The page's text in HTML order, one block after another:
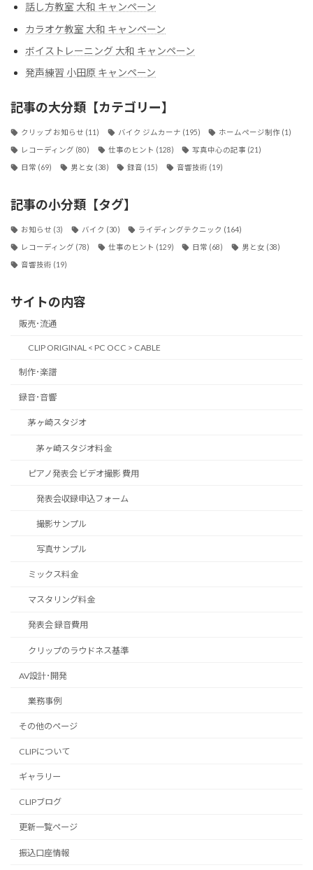
話し方教室 大和 キャンペーン
カラオケ教室 大和 キャンペーン
ボイストレーニング 大和 キャンペーン
発声練習 小田原 キャンペーン
記事の大分類【カテゴリー】
クリップ お知らせ (11) バイク ジムカーナ (195) ホームページ制作 (1)
レコーディング (80) 仕事のヒント (128) 写真中心の記事 (21)
日常 (69) 男と女 (38) 録音 (15) 音響技術 (19)
記事の小分類【タグ】
お知らせ (3) バイク (30) ライディングテクニック (164)
レコーディング (78) 仕事のヒント (129) 日常 (68) 男と女 (38)
音響技術 (19)
サイトの内容
販売･流通
CLIP ORIGINAL < PC OCC > CABLE
制作･楽譜
録音･音響
茅ヶ崎スタジオ
茅ヶ崎スタジオ料金
ピアノ発表会 ビデオ撮影 費用
発表会収録申込フォーム
撮影サンプル
写真サンプル
ミックス料金
マスタリング料金
発表会 録音費用
クリップのラウドネス基準
AV設計･開発
業務事例
その他のページ
CLIPについて
ギャラリー
CLIPブログ
更新一覧ページ
振込口座情報